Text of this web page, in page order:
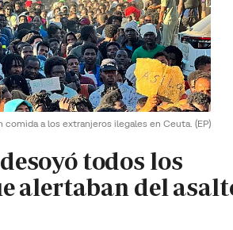
comida a los extranjeros ilegales en Ceuta. (EP)
todos los
alertaban del